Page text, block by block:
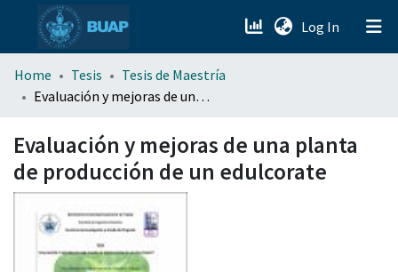
Log In (current)
menu.section.about_menu
Home Tesis
Tesis de Maestría
Evaluación y mejoras de una planta de producción de un edulcorate
Evaluación y mejoras de una planta
de producción de un edulcorate